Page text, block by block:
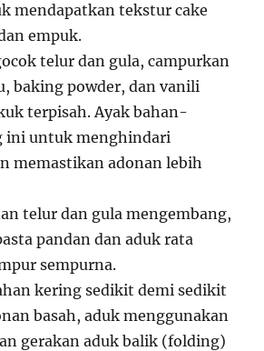
mendapatkan tekstur cake
empuk.
telur dan gula, campurkan
baking powder, dan vanili
terpisah. Ayak bahan-
ini untuk menghindari
memastikan adonan lebih
telur dan gula mengembang,
pandan dan aduk rata
sempurna.
kering sedikit demi sedikit
basah, aduk menggunakan
gerakan aduk balik (folding)